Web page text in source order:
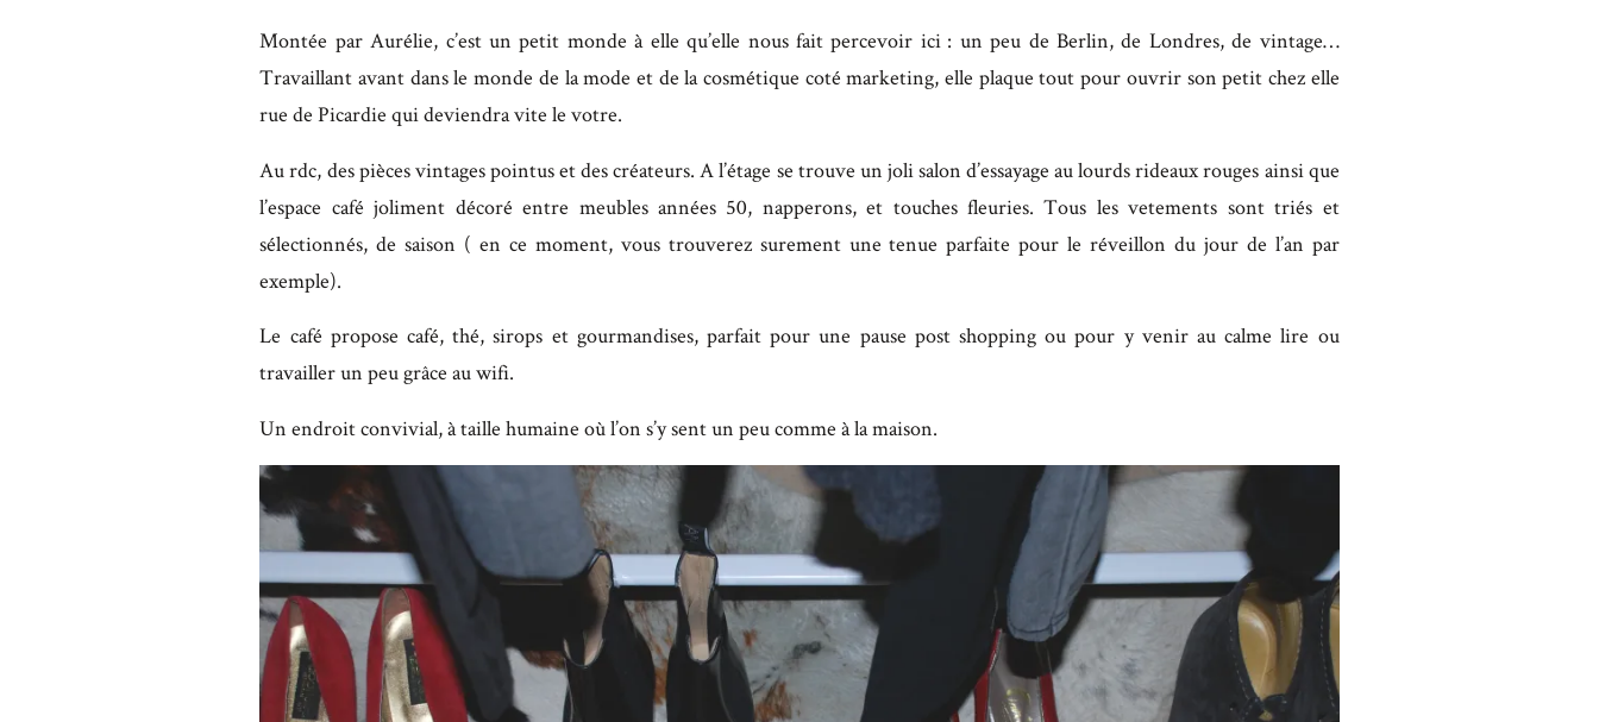
Montée par Aurélie, c’est un petit monde à elle qu’elle nous fait percevoir ici : un peu de Berlin, de Londres, de vintage…
Travaillant avant dans le monde de la mode et de la cosmétique coté marketing, elle plaque tout pour ouvrir son petit chez elle
rue de Picardie qui deviendra vite le votre.
Au rdc, des pièces vintages pointus et des créateurs. A l’étage se trouve un joli salon d’essayage au lourds rideaux rouges ainsi que
l’espace café joliment décoré entre meubles années 50, napperons, et touches fleuries. Tous les vetements sont triés et
sélectionnés, de saison ( en ce moment, vous trouverez surement une tenue parfaite pour le réveillon du jour de l’an par
exemple).
Le café propose café, thé, sirops et gourmandises, parfait pour une pause post shopping ou pour y venir au calme lire ou
travailler un peu grâce au wifi.
Un endroit convivial, à taille humaine où l’on s’y sent un peu comme à la maison.